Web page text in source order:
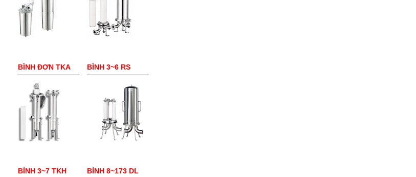
BÌNH ĐƠN TKA
BÌNH 3~7 TKH
BÌNH 3~6 RS
BÌNH 8~173 DL